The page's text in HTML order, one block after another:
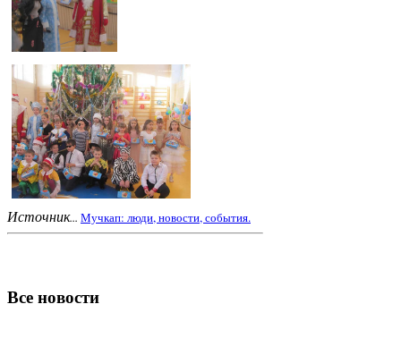
Источник... Мучкап: люди, новости, события.
Все новости